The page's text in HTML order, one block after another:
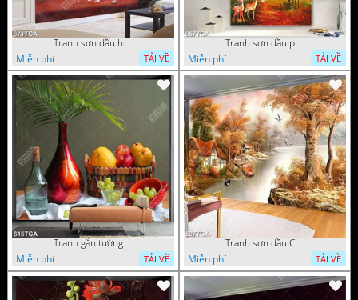
Tranh sơn dầu hoa quả tĩnh vật nghệ thuật gắn tường
Miễn phí
TẢI VỀ
Tranh sơn dầu phong cảnh mùa thu cây lá vàng và nai trang trí tường
Miễn phí
TẢI VỀ
Tranh gắn tường hoa quả nghệ thuật
Miễn phí
TẢI VỀ
Tranh sơn dầu Châu Âu phong cảnh ngôi làng bên dòng sông
Miễn phí
TẢI VỀ